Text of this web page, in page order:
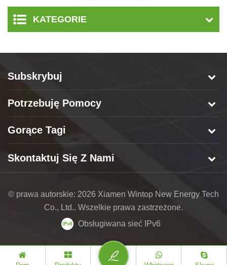
KATEGORIE
Subskrybuj
Potrzebuję Pomocy
Gorące Tagi
Skontaktuj Się Z Nami
© prawa autorskie: 2026 Xiamen Wintop New Energy Tech
Co., Ltd.. Wszelkie prawa zastrzeżone.
Obsługiwana sieć IPv6